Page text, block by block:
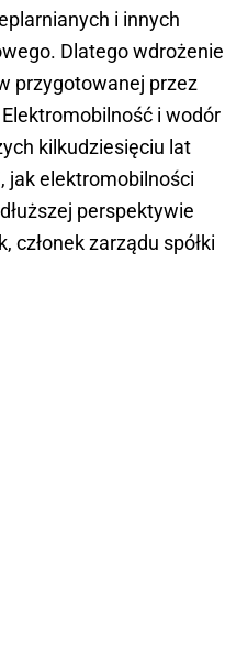
i innych
Dlatego wdrożenie
przygotowanej przez
i wodór
kilkudziesięciu lat
jak elektromobilności
perspektywie
zarządu spółki